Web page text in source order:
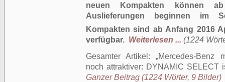
neuen Kompakten können
Auslieferungen beginnen im
Kompakten sind ab Anfang 2016
verfügbar. Weiterlesen ... (1224
Gesamter Artikel: Mercedes-Benz
noch attraktiver: DYNAMIC SELECT
Ganzer Beitrag (1224 Wörter, 9 Bilder)